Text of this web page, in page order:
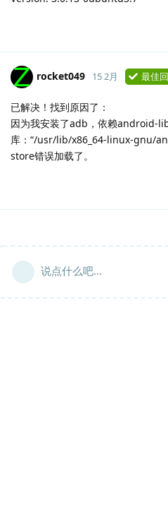
rocket049 15 2月 最佳
已解决！找到原因了：
因为我安装了adb，依赖android-
库：“/usr/lib/x86_64-linux-gnu/
store错误加载了。
说点什么吧...